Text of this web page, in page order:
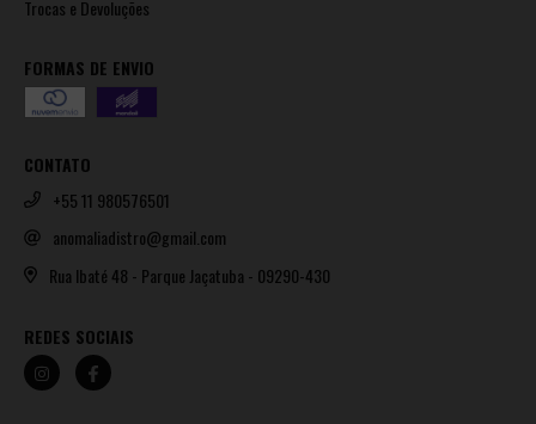
Trocas e Devoluções
FORMAS DE ENVIO
CONTATO
+55 11 980576501
anomaliadistro@gmail.com
Rua Ibaté 48 - Parque Jaçatuba - 09290-430
REDES SOCIAIS